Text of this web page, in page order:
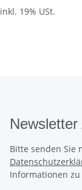
inkl. 19% USt.
Newsletter
Bitte senden Sie
Informationen